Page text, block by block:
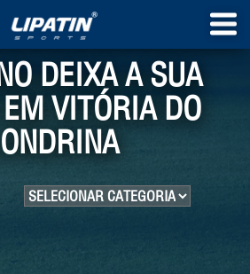
DEIXA A SUA
VITÓRIA DO